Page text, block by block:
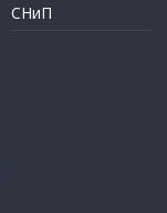
СНиП